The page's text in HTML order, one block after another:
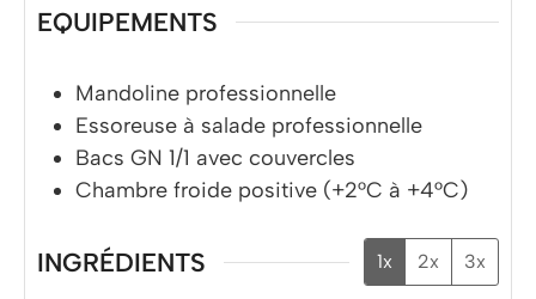
EQUIPEMENTS
Mandoline professionnelle
Essoreuse à salade professionnelle
Bacs GN 1/1 avec couvercles
Chambre froide positive (+2°C à +4°C)
INGRÉDIENTS 1x 2x 3x